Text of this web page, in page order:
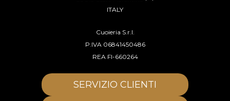
ITALY
Cuoieria S.r.l.
P.IVA 06841450486
REA FI-660264
SERVIZIO CLIENTI